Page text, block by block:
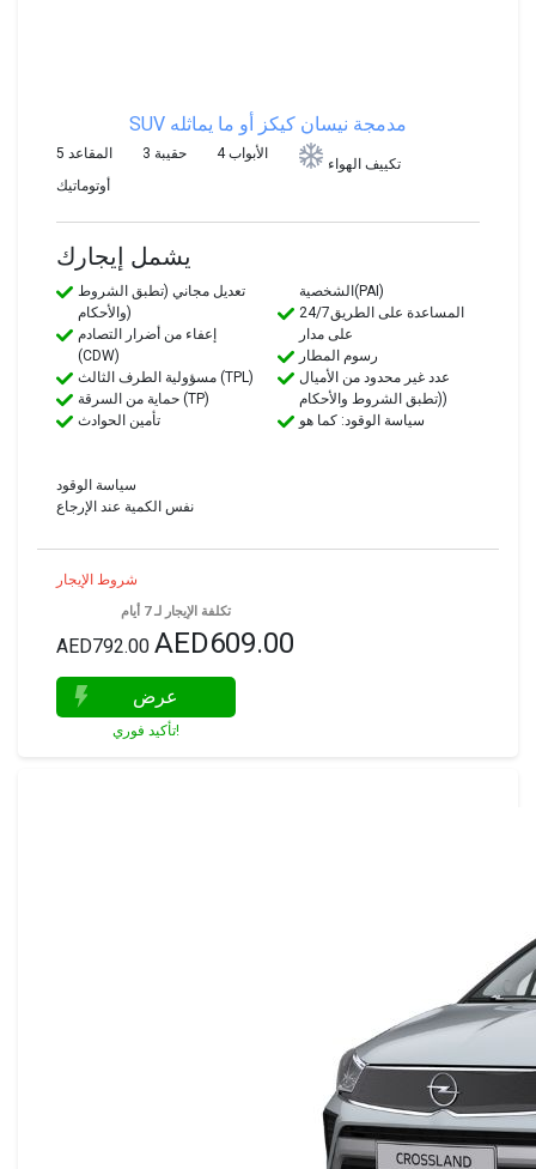
SUV مدمجة نيسان كيكز أو ما يماثله
5 المقاعد 3 حقيبة 4 الأبواب
تكييف الهواء
أوتوماتيك
يشمل إيجارك
تعديل مجاني (تطبق الشروط
والأحكام)
إعفاء من أضرار التصادم
(CDW)
مسؤولية الطرف الثالث (TPL)
حماية من السرقة (TP)
تأمين الحوادث
الشخصية(PAI)
24/7المساعدة على الطريق
على مدار
رسوم المطار
عدد غير محدود من الأميال
(تطبق الشروط والأحكام)
سياسة الوقود: كما هو
سياسة الوقود
نفس الكمية عند الإرجاع
شروط الإيجار
تكلفة الإيجار لـ 7 أيام
AED792.00 AED609.00
عرض
تأكيد فوري!